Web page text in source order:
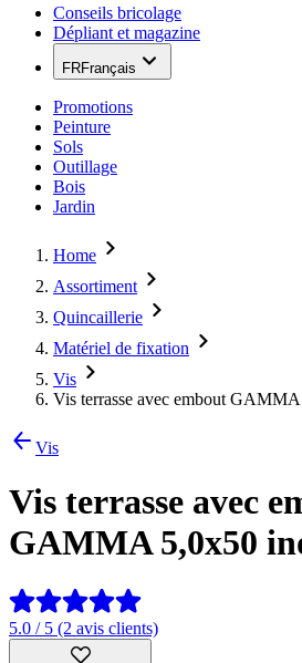
Conseils bricolage
Dépliant et magazine
FRFrançais
Promotions
Peinture
Sols
Outillage
Bois
Jardin
Home
Assortiment
Quincaillerie
Matériel de fixation
Vis
Vis terrasse avec embout
Vis
Vis terrasse avec
GAMMA 5,0x50
5.0 / 5 (2 avis clients)